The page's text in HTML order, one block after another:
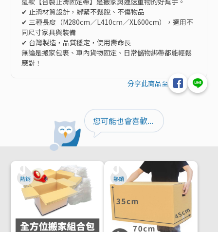
✔ 止滑材質設計，綁緊不鬆脫、不傷物品
✔ 三種長度（M280cm／L410cm／XL600cm），適用不
同尺寸家具與裝備
✔ 台灣製造，品質穩定，使用壽命長
無論是搬家包裹、車內貨物固定、日常儲物綁帶都能輕鬆
應對！
分享此商品至
您可能也會喜歡...